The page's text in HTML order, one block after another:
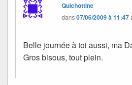
Quichottine
dans07/06/2009 à 11:47
Belle journée à toi aussi, ma
Gros bisous, tout plein.